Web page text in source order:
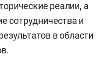
реалии, а
сотрудничества и
в области